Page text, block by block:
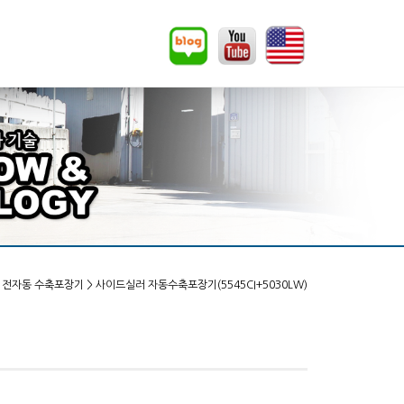
자동 수축포장기 > 사이드실러 자동수축포장기(5545CI+5030LW)